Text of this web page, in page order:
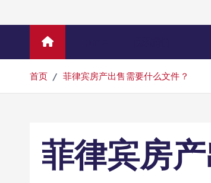
首页 菲律宾房产出售需要什么文件？
菲律宾房